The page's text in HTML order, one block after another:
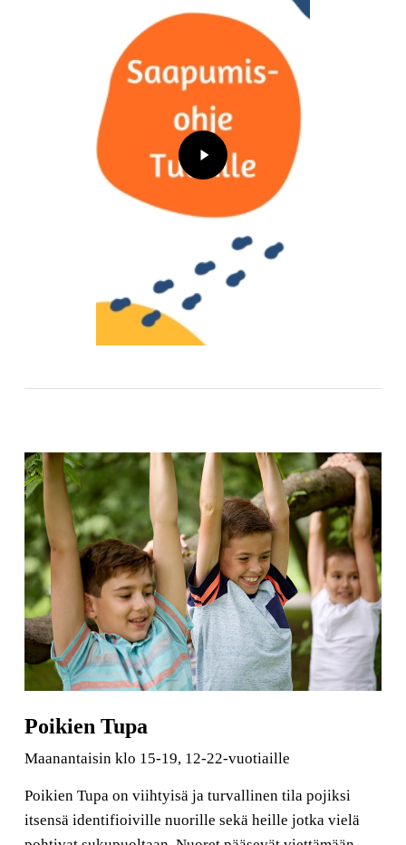
Poikien Tupa
Maanantaisin klo 15-19, 12-22-vuotiaille
Poikien Tupa on viihtyisä ja turvallinen tila pojiksi
itsensä identifioiville nuorille sekä heille jotka vielä